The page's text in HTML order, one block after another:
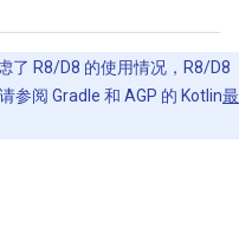
了 R8/D8 的使用情况，R8/D8
参阅 Gradle 和 AGP 的 Kotlin最